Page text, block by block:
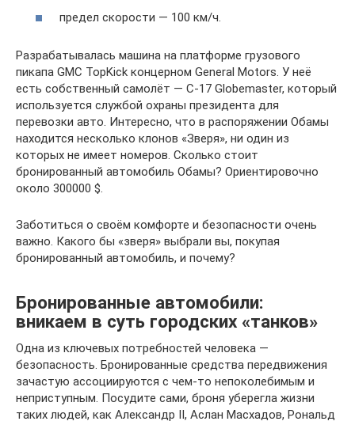
предел скорости — 100 км/ч.
Разрабатывалась машина на платформе грузового
пикапа GMC TopKick концерном General Motors. У неё
есть собственный самолёт — С-17 Globemaster, который
используется службой охраны президента для
перевозки авто. Интересно, что в распоряжении Обамы
находится несколько клонов «Зверя», ни один из
которых не имеет номеров. Сколько стоит
бронированный автомобиль Обамы? Ориентировочно
около 300000 $.
Заботиться о своём комфорте и безопасности очень
важно. Какого бы «зверя» выбрали вы, покупая
бронированный автомобиль, и почему?
Бронированные автомобили:
вникаем в суть городских «танков»
Одна из ключевых потребностей человека —
безопасность. Бронированные средства передвижения
зачастую ассоциируются с чем-то непоколебимым и
неприступным. Посудите сами, броня уберегла жизни
таких людей, как Александр II, Аслан Масхадов, Рональд